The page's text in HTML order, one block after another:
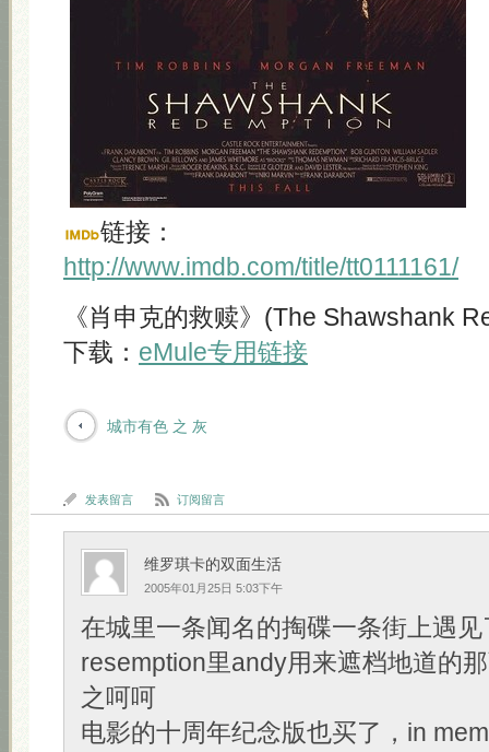
链接：
http://www.imdb.com/title/tt0111161/
《肖申克的救赎》(The Shawshank
下载： eMule专用链接
城市有色 之 灰
发表留言 订阅留言
维罗琪卡的双面生活
2005年01月25日 5:03下午
在城里一条闻名的掏碟一条街上遇见
resemption里andy用来遮档地道的
之呵呵
电影的十周年纪念版也买了，in